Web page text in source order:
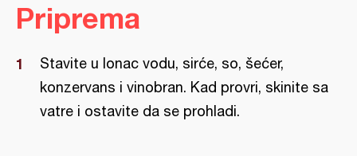
Priprema
Stavite u lonac vodu, sirće, so, šećer,
konzervans i vinobran. Kad provri, skinite sa
vatre i ostavite da se prohladi.